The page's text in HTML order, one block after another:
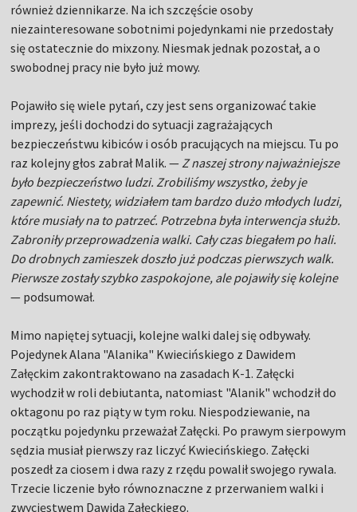
również dziennikarze. Na ich szczęście osoby
niezainteresowane sobotnimi pojedynkami nie przedostały
się ostatecznie do mixzony. Niesmak jednak pozostał, a o
swobodnej pracy nie było już mowy.
Pojawiło się wiele pytań, czy jest sens organizować takie
imprezy, jeśli dochodzi do sytuacji zagrażających
bezpieczeństwu kibiców i osób pracujących na miejscu. Tu po
raz kolejny głos zabrał Malik. —Z naszej strony najważniejsze
było bezpieczeństwo ludzi. Zrobiliśmy wszystko, żeby je
zapewnić. Niestety, widziałem tam bardzo dużo młodych ludzi,
które musiały na to patrzeć. Potrzebna była interwencja służb.
Zabroniły przeprowadzenia walki. Cały czas biegałem po hali.
Do drobnych zamieszek doszło już podczas pierwszych walk.
Pierwsze zostały szybko zaspokojone, ale pojawiły się kolejne
— podsumował.
Mimo napiętej sytuacji, kolejne walki dalej się odbywały.
Pojedynek Alana "Alanika" Kwiecińskiego z Dawidem
Załęckim zakontraktowano na zasadach K-1. Załęcki
wychodził w roli debiutanta, natomiast "Alanik" wchodził do
oktagonu po raz piąty w tym roku. Niespodziewanie, na
początku pojedynku przeważał Załęcki. Po prawym sierpowym
sędzia musiał pierwszy raz liczyć Kwiecińskiego. Załęcki
poszedł za ciosem i dwa razy z rzędu powalił swojego rywala.
Trzecie liczenie było równoznaczne z przerwaniem walki i
zwycięstwem Dawida Załęckiego.